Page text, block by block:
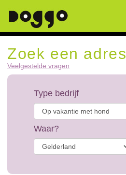
Zoek een adres
Veelgestelde vragen
Type bedrijf
Waar?